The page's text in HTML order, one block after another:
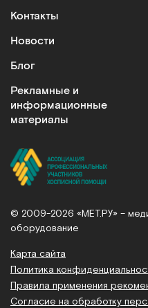
Контакты
Новости
Блог
Рекламные и
информационные
материалы
© 2009-2026 «МЕТ.РУ» –
оборудование
Карта сайта
Политика
Правила применения
Согласие на обработку